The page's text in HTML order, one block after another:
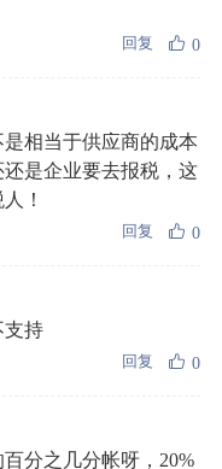
回复 0
相当于供应商的成本
是企业要去报税，这
！
回复 0
支持
回复 0
分之几分帐呀，20%